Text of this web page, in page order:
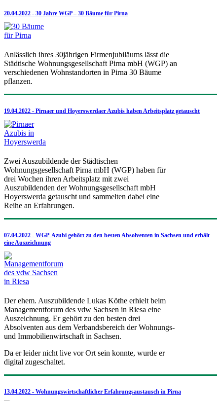
20.04.2022 - 30 Jahre WGP – 30 Bäume für Pirna
Anlässlich ihres 30jährigen Firmenjubiläums lässt die
Städtische Wohnungsgesellschaft Pirna mbH (WGP) an
verschiedenen Wohnstandorten in Pirna 30 Bäume
pflanzen.
19.04.2022 - Pirnaer und Hoyerswerdaer Azubis haben Arbeitsplatz getauscht
Zwei Auszubildende der Städtischen
Wohnungsgesellschaft Pirna mbH (WGP) haben für
drei Wochen ihren Arbeitsplatz mit zwei
Auszubildenden der Wohnungsgesellschaft mbH
Hoyerswerda getauscht und sammelten dabei eine
Reihe an Erfahrungen.
07.04.2022 - WGP-Azubi gehört zu den besten Absolventen in Sachsen und erhält
eine Auszeichnung
Der ehem. Auszubildende Lukas Köthe erhielt beim
Managementforum des vdw Sachsen in Riesa eine
Auszeichnung. Er gehört zu den besten drei
Absolventen aus dem Verbandsbereich der Wohnungs-
und Immobilienwirtschaft in Sachsen.
Da er leider nicht live vor Ort sein konnte, wurde er
digital zugeschaltet.
13.04.2022 - Wohnungswirtschaftlicher Erfahrungsaustausch in Pirna